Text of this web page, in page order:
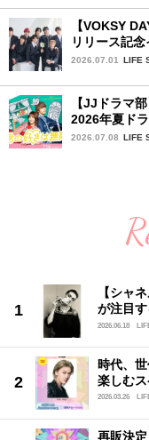
【VOKSY
リリース記
うなアルバム
2026.07.01 LIFE
【JJドラマ
2026年夏ド
2026.07.08 LIFE
【シャ
が注目
2026.06.18
時代、
楽しむ
2026.03.26
再販決